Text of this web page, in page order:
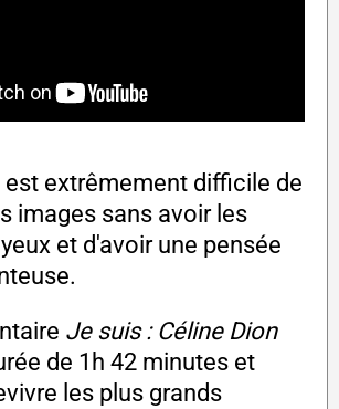
est extrêmement difficile de
images sans avoir les
et d'avoir une pensée
Je suis : Céline Dion
de 1h 42 minutes et
les plus grands